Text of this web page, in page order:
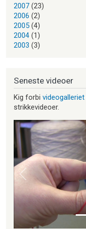
2007 (23)
2006 (2)
2005 (4)
2004 (1)
2003 (3)
Seneste videoer
Kig forbi videogalleriet
strikkevideoer.
Forrige